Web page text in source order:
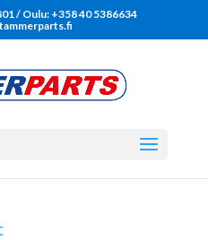
/ Oulu: +358 40 5386634